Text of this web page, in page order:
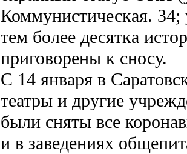
Коммунистическая.
тем более десятка
приговорены к сносу.
С 14 января в
театры и другие
были сняты все
и в заведениях